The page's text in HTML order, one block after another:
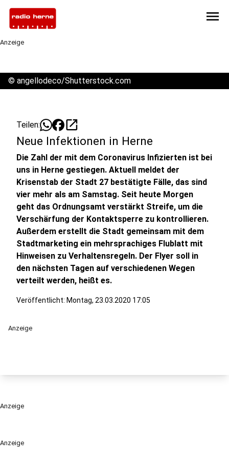
menu
Anzeige
Anzeige
© angellodeco/Shutterstock.com
Teilen: open_in_new
Neue Infektionen in Herne
Die Zahl der mit dem Coronavirus Infizierten ist bei
uns in Herne gestiegen. Aktuell meldet der
Krisenstab der Stadt 27 bestätigte Fälle, das sind
vier mehr als am Samstag. Seit heute Morgen
geht das Ordnungsamt verstärkt Streife, um die
Verschärfung der Kontaktsperre zu kontrollieren.
Außerdem erstellt die Stadt gemeinsam mit dem
Stadtmarketing ein mehrsprachiges Flublatt mit
Hinweisen zu Verhaltensregeln. Der Flyer soll in
den nächsten Tagen auf verschiedenen Wegen
verteilt werden, heißt es.
Veröffentlicht: Montag, 23.03.2020 17:05
Anzeige
Anzeige